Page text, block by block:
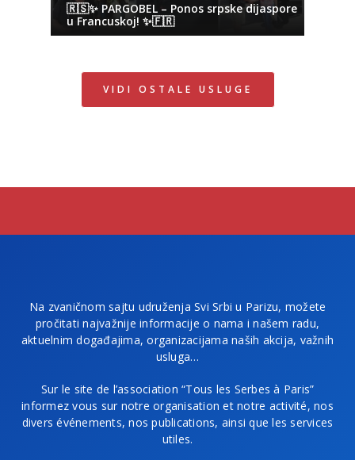
🇷🇸✨ PARGOBEL – Ponos srpske dijaspore
u Francuskoj! ✨🇫🇷
VIDI OSTALE USLUGE
Na zvaničnom sajtu udruženja Svi Srbi u Parizu, možete
pročitati najvažnije informacije o nama i našem radu,
aktuelnim događajima, organizacijama naših akcija, važnih
usluga…
Sur le site de l’association “Tous les Serbes à Paris”
informez vous sur notre organisation et notre activité, nos
divers événements, nos publications, ainsi que les services
utiles.